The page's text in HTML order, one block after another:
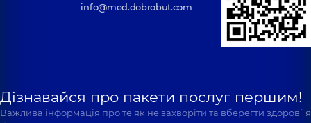
info@med.dobrobut.com
Дізнавайся про пакети послуг першим!
Важлива інформація про те як не захворіти та вберегти